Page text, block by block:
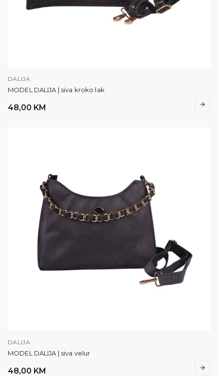
DALIJA
MODEL DALIJA | siva kroko lak
48,00 KM
DALIJA
MODEL DALIJA | siva velur
48,00 KM